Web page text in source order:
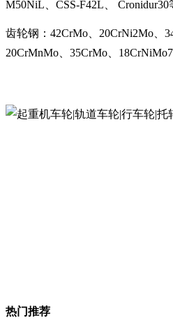
M50NiL、CSS-F42L、 Cronidur30
齿轮钢：42CrMo、20CrNi2Mo、
20CrMnMo、35CrMo、
热门推荐